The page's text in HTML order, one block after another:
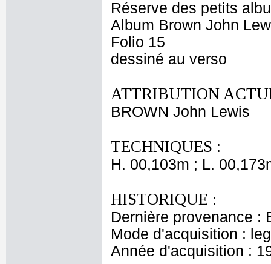
Réserve des petits
Album Brown John
Folio 15
dessiné au verso
ATTRIBUTION
BROWN John Lewis
TECHNIQUES :
H. 00,103m ; L.
HISTORIQUE :
Dernière provenance :
Mode d'acquisition :
Année d'acquisition :